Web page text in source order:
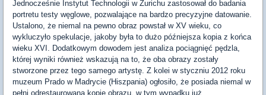
Jednocześnie Instytut Technologii w Zurichu zastosował do badania
portretu testy węglowe, pozwalające na bardzo precyzyjne datowanie.
Ustalono, że niemal na pewno obraz powstał w XV wieku, co
wykluczyło spekulacje, jakoby była to dużo późniejsza kopia z końca
wieku XVI. Dodatkowym dowodem jest analiza pociągnięć pędzla,
której wyniki również wskazują na to, że oba obrazy zostały
stworzone przez tego samego artystę. Z kolei w styczniu 2012 roku
muzeum Prado w Madrycie (Hiszpania) ogłosiło, że posiada niemal w
pełni odrestaurowaną kopię obrazu, w tym wypadku już